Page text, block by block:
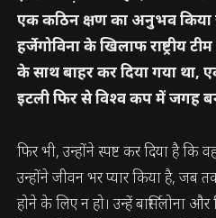
एक कठिन क्षण का अनुभव किया
हर्जेगोविना के खिलाफ राष्ट्रीय
के साथ बाहर कर दिया गया था,
इटली फिर से विश्व कप में जगह
फिर भी, उन्होंने स्पष्ट कर दिया है
उन्होंने जीवन भर प्यार किया है, जब
होने के लिए न हो। उन्हें बार्सिलोना